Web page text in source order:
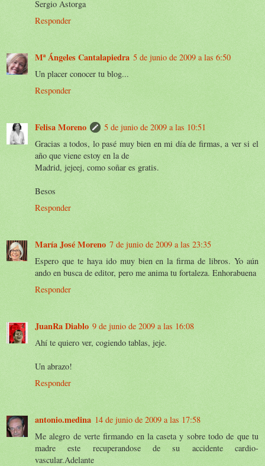
Sergio Astorga
Responder
Mª Ángeles Cantalapiedra 5 de junio de 2009 a las 6:50
Un placer conocer tu blog...
Responder
Felisa Moreno
5 de junio de 2009 a las 10:51
Gracias a todos, lo pasé muy bien en mi día de firmas, a ver si el
año que viene estoy en la de
Madrid, jejeej, como soñar es gratis.
Besos
Responder
María José Moreno 7 de junio de 2009 a las 23:35
Espero que te haya ido muy bien en la firma de libros. Yo aún
ando en busca de editor, pero me anima tu fortaleza. Enhorabuena
Responder
JuanRa Diablo 9 de junio de 2009 a las 16:08
Ahí te quiero ver, cogiendo tablas, jeje.
Un abrazo!
Responder
antonio.medina 14 de junio de 2009 a las 17:58
Me alegro de verte firmando en la caseta y sobre todo de que tu
madre este recuperandose de su accidente cardio-
vascular.Adelante